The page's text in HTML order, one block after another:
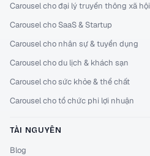
Carousel cho đại lý truyền thông xã hội
Carousel cho SaaS & Startup
Carousel cho nhân sự & tuyển dụng
Carousel cho du lịch & khách sạn
Carousel cho sức khỏe & thể chất
Carousel cho tổ chức phi lợi nhuận
TÀI NGUYÊN
Blog